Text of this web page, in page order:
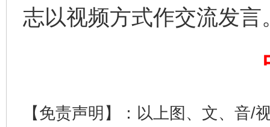
志以视频方式作交流发言
【免责声明】：以上图、文、音/